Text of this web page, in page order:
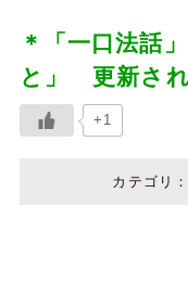
＊「一口法
と」 更新さ
+1
カテゴリ：